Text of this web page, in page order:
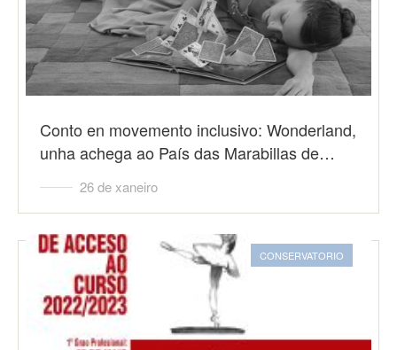
Conto en movemento inclusivo: Wonderland,
unha achega ao País das Marabillas de…
26 de xaneiro
CONSERVATORIO